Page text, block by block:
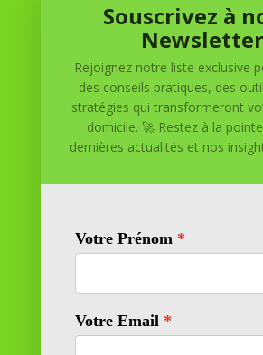
Réussite à Domicile
Réussite à Domicile est votre
pour atteindre vos objectifs depuis le
maison. Nous offrons des solutions
vous aider à réussir.
11 rue Richelieu
69100 VILLEURBANNE
Souscrivez à
Newsletter
Rejoignez notre liste exclusive
des conseils pratiques, des
stratégies qui transformeront
domicile. 🚀 Restez à la
dernières actualités et nos